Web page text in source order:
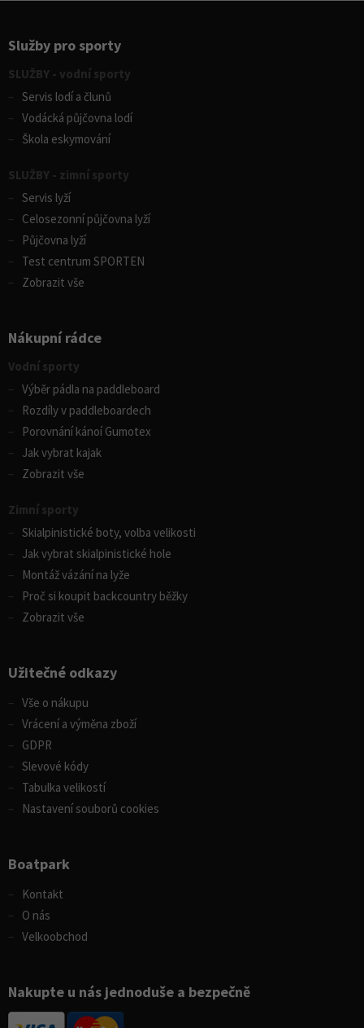
Služby pro sporty
SLUŽBY - vodní sporty
Servis lodí a člunů
Vodácká půjčovna lodí
Škola eskymování
SLUŽBY - zimní sporty
Servis lyží
Celosezonní půjčovna lyží
Půjčovna lyží
Test centrum SPORTEN
Zobrazit vše
Nákupní rádce
Vodní sporty
Výběr pádla na paddleboard
Rozdíly v paddleboardech
Porovnání kánoí Gumotex
Jak vybrat kajak
Zobrazit vše
Zimní sporty
Skialpinistické boty, volba velikosti
Jak vybrat skialpinistické hole
Montáž vázání na lyže
Proč si koupit backcountry běžky
Zobrazit vše
Užitečné odkazy
Vše o nákupu
Vrácení a výměna zboží
GDPR
Slevové kódy
Tabulka velikostí
Nastavení souborů cookies
Boatpark
Kontakt
O nás
Velkoobchod
Nakupte u nás jednoduše a bezpečně